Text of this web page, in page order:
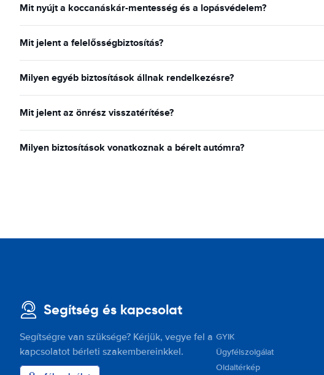
Mit nyújt a koccanáskár-mentesség és a lopásvédelem?
Mit jelent a felelősségbiztosítás?
Milyen egyéb biztosítások állnak rendelkezésre?
Mit jelent az önrész visszatérítése?
Milyen biztosítások vonatkoznak a bérelt autómra?
Segítség és kapcsolat
Segítségre van szüksége? Kérjük, vegye fel a
kapcsolatot bérleti szakembereinkkel.
GYIK
Ügyfélszolgálat
Oldaltérkép